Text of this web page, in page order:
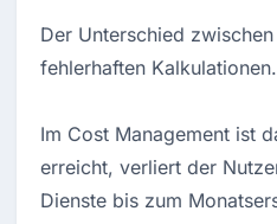
Der Unterschied
fehlerhaften Kalkulationen.
Im Cost Management ist
erreicht, verliert der
Dienste bis zum